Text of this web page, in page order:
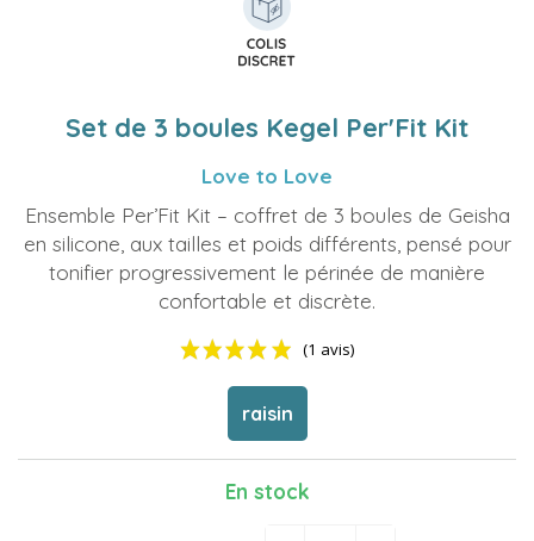
Set de 3 boules Kegel Per'Fit Kit
Love to Love
Ensemble Per’Fit Kit – coffret de 3 boules de Geisha
en silicone, aux tailles et poids différents, pensé pour
tonifier progressivement le périnée de manière
confortable et discrète.
raisin
En stock